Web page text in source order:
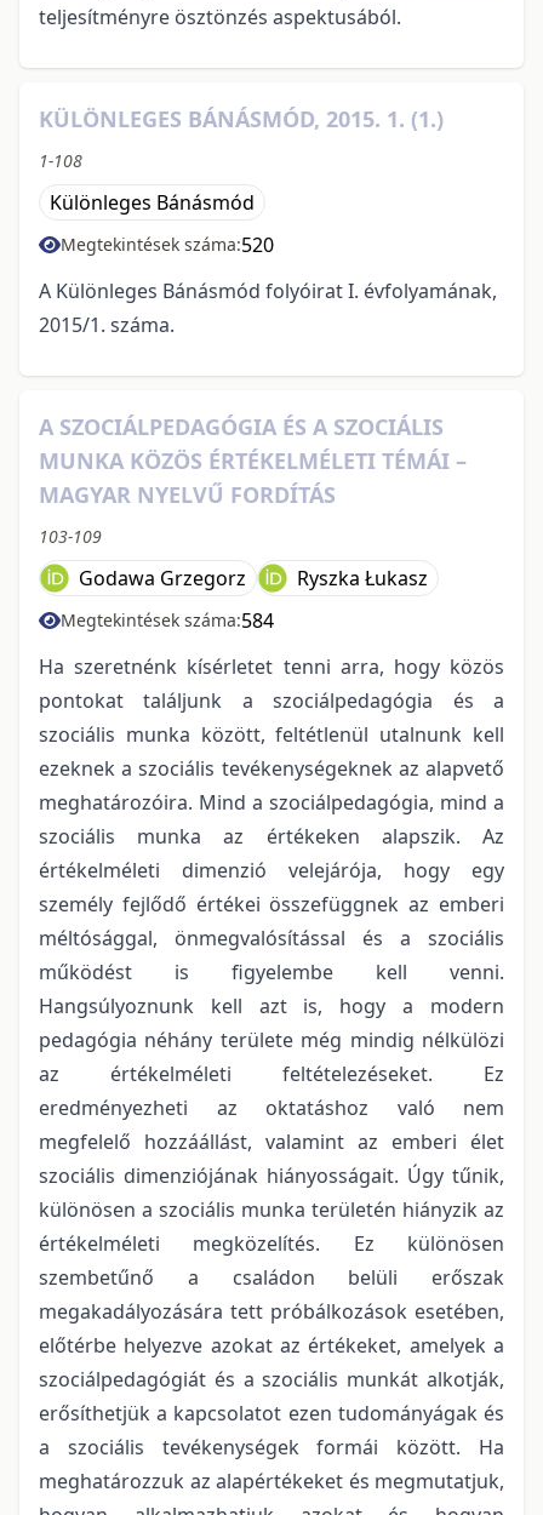
teljesítményre ösztönzés aspektusából.
KÜLÖNLEGES BÁNÁSMÓD, 2015. 1. (1.)
1-108
Különleges Bánásmód
Megtekintések száma:520
A Különleges Bánásmód folyóirat I. évfolyamának,
2015/1. száma.
A SZOCIÁLPEDAGÓGIA ÉS A SZOCIÁLIS
MUNKA KÖZÖS ÉRTÉKELMÉLETI TÉMÁI –
MAGYAR NYELVŰ FORDÍTÁS
103-109
Godawa Grzegorz Ryszka Łukasz
Megtekintések száma:584
Ha szeretnénk kísérletet tenni arra, hogy közös
pontokat találjunk a szociálpedagógia és a
szociális munka között, feltétlenül utalnunk kell
ezeknek a szociális tevékenységeknek az alapvető
meghatározóira. Mind a szociálpedagógia, mind a
szociális munka az értékeken alapszik. Az
értékelméleti dimenzió velejárója, hogy egy
személy fejlődő értékei összefüggnek az emberi
méltósággal, önmegvalósítással és a szociális
működést is figyelembe kell venni.
Hangsúlyoznunk kell azt is, hogy a modern
pedagógia néhány területe még mindig nélkülözi
az értékelméleti feltételezéseket. Ez
eredményezheti az oktatáshoz való nem
megfelelő hozzáállást, valamint az emberi élet
szociális dimenziójának hiányosságait. Úgy tűnik,
különösen a szociális munka területén hiányzik az
értékelméleti megközelítés. Ez különösen
szembetűnő a családon belüli erőszak
megakadályozására tett próbálkozások esetében,
előtérbe helyezve azokat az értékeket, amelyek a
szociálpedagógiát és a szociális munkát alkotják,
erősíthetjük a kapcsolatot ezen tudományágak és
a szociális tevékenységek formái között. Ha
meghatározzuk az alapértékeket és megmutatjuk,